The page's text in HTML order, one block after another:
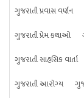
ગુજરાતી પ્રવાસ વર્ણન
ગુજરાતી પ્રેમ કથાઓ
ગુજરાતી સાહસિક વાર્તા
ગુજરાતી આરોગ્ય